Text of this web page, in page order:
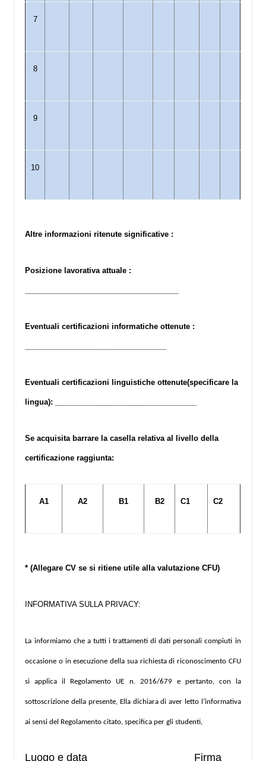
7
8
9
10
Altre informazioni ritenute significative :
Posizione lavorativa attuale :
Eventuali certificazioni informatiche ottenute :
Eventuali certificazioni linguistiche ottenute(specificare la
lingua): __________________________________
Se acquisita barrare la casella relativa al livello della
certificazione raggiunta:
A1 A2 B1 B2 C1 C2
* (Allegare CV se si ritiene utile alla valutazione CFU)
INFORMATIVA SULLA PRIVACY:
La informiamo che a tutti i trattamenti di dati personali compiuti in
occasione o in esecuzione della sua richiesta di riconoscimento CFU
si applica il Regolamento UE n. 2016/679 e pertanto, con la
sottoscrizione della presente, Ella dichiara di aver letto l’informativa
ai sensi del Regolamento citato, specifica per gli studenti,
Luogo e data _________________ Firma